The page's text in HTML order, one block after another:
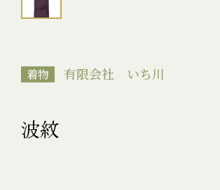
着物 有限会社 いち川
波紋